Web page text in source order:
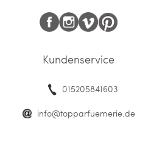
Kundenservice
015205841603
info@topparfuemerie.de